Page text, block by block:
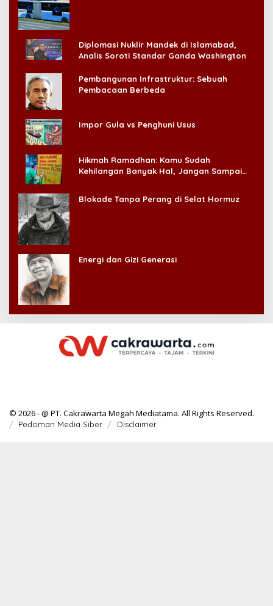
Diplomasi Nuklir Mandek di Islamabad,
Analis Soroti Standar Ganda Washington
Pembangunan Infrastruktur: Sebuah
Pembacaan Berbeda
Impor Gula vs Penghuni Usus
Hikmah Ramadhan: Kamu Sudah
Kehilangan Banyak Hal, Jangan Sampai
Blokade Tanpa Perang di Selat Hormuz
Energi dan Gizi Generasi
© 2026 - @ PT. Cakrawarta Megah Mediatama. All Rights Reserved.
Pedoman Media Siber Disclaimer